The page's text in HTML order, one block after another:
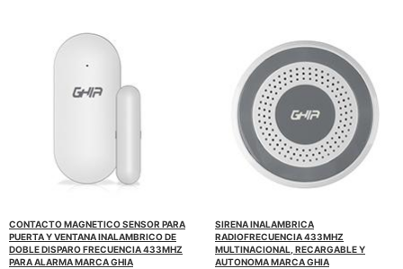
CONTACTO MAGNETICO SENSOR PARA
PUERTA Y VENTANA INALAMBRICO DE
DOBLE DISPARO FRECUENCIA 433MHZ
PARA ALARMA MARCA GHIA
SIRENA INALAMBRICA
RADIOFRECUENCIA 433MHZ
MULTINACIONAL, RECARGABLE Y
AUTONOMA MARCA GHIA